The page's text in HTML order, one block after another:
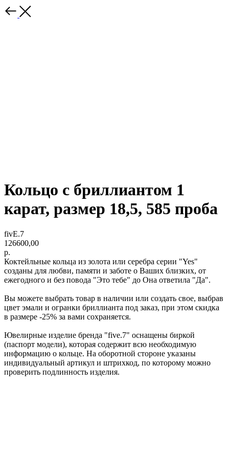
Кольцо с бриллиантом 1
карат, размер 18,5, 585 проба
fivE.7
126600,00
р.
Коктейльные кольца из золота или серебра серии "Yes"
созданы для любви, памяти и заботе о Ваших близких, от
ежегодного и без повода "Это тебе" до Она ответила "Да".
Вы можете выбрать товар в наличии или создать свое, выбрав
цвет эмали и огранки бриллианта под заказ, при этом скидка
в размере -25% за вами сохраняется.
Ювелирные изделие бренда "five.7" оснащены биркой
(паспорт модели), которая содержит всю необходимую
информацию о кольце. На оборотной стороне указаны
индивидуальный артикул и штрихкод, по которому можно
проверить подлинность изделия.